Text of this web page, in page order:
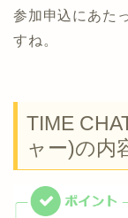
参加申込にあた
すね。
TIME
ャー)の内